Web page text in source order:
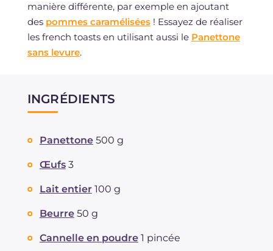
manière différente, par exemple en ajoutant
des pommes caramélisées! Essayez de réaliser
les french toasts en utilisant aussi le Panettone
sans levure.
INGRÉDIENTS
Panettone 500 g
Œufs 3
Lait entier 100 g
Beurre 50 g
Cannelle en poudre 1 pincée